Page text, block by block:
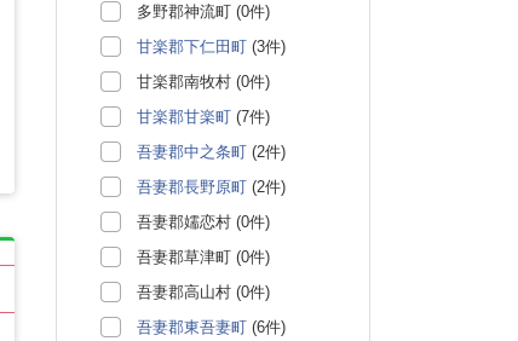
多野郡神流町 (0件)
甘楽郡下仁田町 (3件)
甘楽郡南牧村 (0件)
甘楽郡甘楽町 (7件)
吾妻郡中之条町 (2件)
吾妻郡長野原町 (2件)
吾妻郡嬬恋村 (0件)
吾妻郡草津町 (0件)
吾妻郡高山村 (0件)
吾妻郡東吾妻町 (6件)